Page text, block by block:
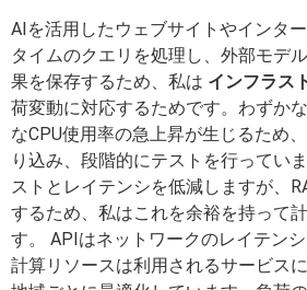
AIを活用したウェブサイトやインタ
タイムのクエリを処理し、外部モデ
果を保存するため、私は インフラス
荷変動に対応するためです。わずか
なCPU使用率の急上昇が生じるため
り込み、段階的にテストを行ってい
ストとレイテンシを低減しますが、
するため、私はこれを余裕を持って
す。 APIはネットワークのレイテンシ
計算リソースは利用されるサービス